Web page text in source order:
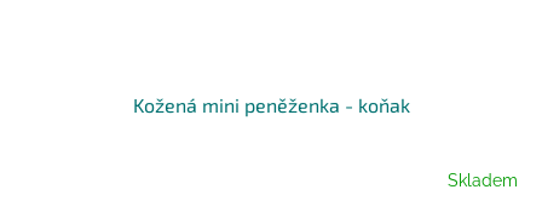
Kožená mini peněženka - koňak
Skladem